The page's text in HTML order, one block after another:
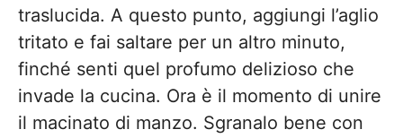
traslucida. A questo punto, aggiungi l’aglio
tritato e fai saltare per un altro minuto,
finché senti quel profumo delizioso che
invade la cucina. Ora è il momento di unire
il macinato di manzo. Sgranalo bene con